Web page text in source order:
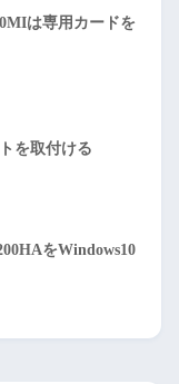
は専用カードを
を取付ける
をWindows10